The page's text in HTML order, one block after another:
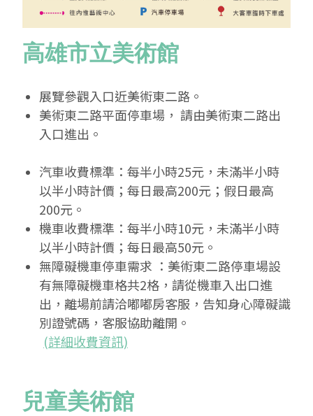
2019 奔‧月—劉國松
高雄市立美術館
展覽參觀入口近美術東二路。
美術東二路平面停車場， 請由美術東二路出
入口進出。
汽車收費標準：每半小時25元，未滿半小時
以半小時計價；每日最高200元；假日最高
200元。
機車收費標準：每半小時10元，未滿半小時
以半小時計價；每日最高50元。
無障礙機車停車需求 ：美術東二路停車場設
有無障礙機車格共2格，請從機車入出口進
出，離場前請洽嘟嘟房客服，告知身心障礙識
別證號碼，客服協助離開。
(詳細收費資訊)
兒童美術館